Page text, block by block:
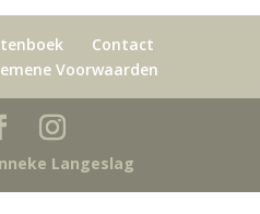
Contact
Voorwaarden
Langeslag